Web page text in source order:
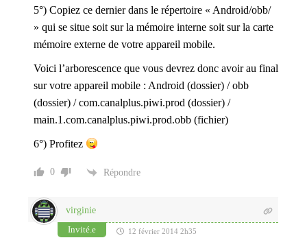
5°) Copiez ce dernier dans le répertoire « Android/obb/
» qui se situe soit sur la mémoire interne soit sur la carte
mémoire externe de votre appareil mobile.
Voici l’arborescence que vous devrez donc avoir au final
sur votre appareil mobile : Android (dossier) / obb
(dossier) / com.canalplus.piwi.prod (dossier) /
main.1.com.canalplus.piwi.prod.obb (fichier)
6°) Profitez
0 Répondre
virginie
Invité.e
12 février 2014 2h35